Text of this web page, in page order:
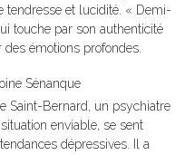
tendresse et lucidité. « Demi-
touche par son authenticité
des émotions profondes.
Sénanque
Saint-Bernard, un psychiatre
enviable, se sent
dépressives. Il a